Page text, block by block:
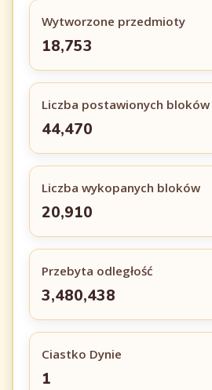
Wytworzone przedmioty
18,753
Liczba postawionych bloków
44,470
Liczba wykopanych bloków
20,910
Przebyta odległość
3,480,438
Ciastko Dynie
1